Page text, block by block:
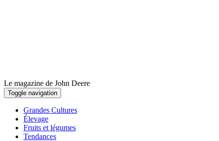
Le magazine de John Deere
Toggle navigation
Grandes Cultures
Élevage
Fruits et légumes
Tendances